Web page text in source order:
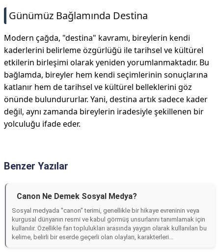
Günümüz Bağlamında Destina
Modern çağda, "destina" kavramı, bireylerin kendi
kaderlerini belirleme özgürlüğü ile tarihsel ve kültürel
etkilerin birleşimi olarak yeniden yorumlanmaktadır. Bu
bağlamda, bireyler hem kendi seçimlerinin sonuçlarına
katlanır hem de tarihsel ve kültürel belleklerini göz
önünde bulundururlar. Yani, destina artık sadece kader
değil, aynı zamanda bireylerin iradesiyle şekillenen bir
yolculuğu ifade eder.
Benzer Yazılar
Canon Ne Demek Sosyal Medya?
Sosyal medyada "canon" terimi, genellikle bir hikaye evreninin veya
kurgusal dünyanın resmi ve kabul görmüş unsurlarını tanımlamak için
kullanılır. Özellikle fan toplulukları arasında yaygın olarak kullanılan bu
kelime, belirli bir eserde geçerli olan olayları, karakterleri...